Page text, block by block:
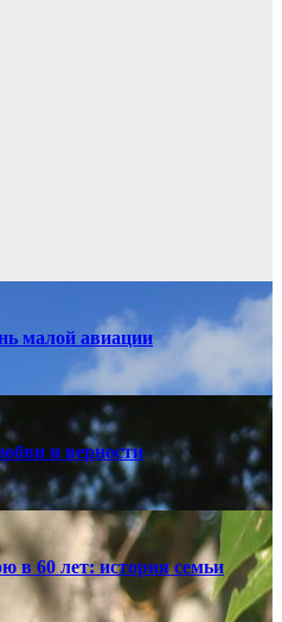
малой авиации
и верности
в 60 лет: история семьи